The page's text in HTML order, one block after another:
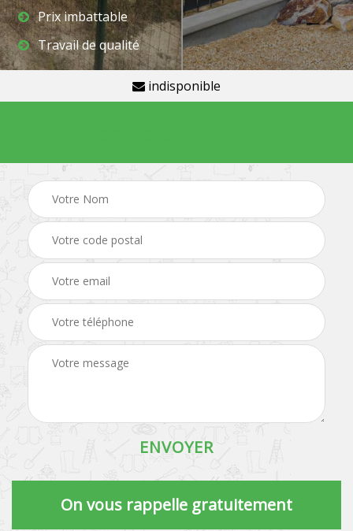
Prix imbattable
Travail de qualité
indisponible
On vous rappelle gratuitement